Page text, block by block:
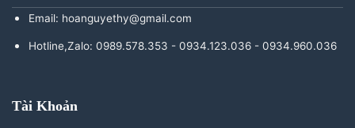
Email: hoanguyethy@gmail.com
Hotline,Zalo: 0989.578.353 - 0934.123.036 - 0934.960.036
Tài Khoản